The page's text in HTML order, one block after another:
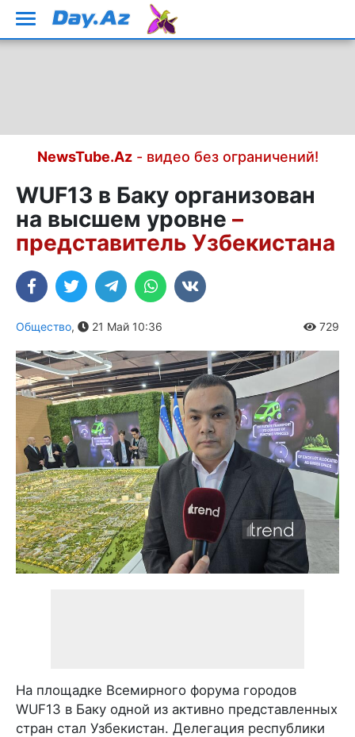
NewsTube.Az- видео без ограничений!
WUF13 в Баку организован
на высшем уровне –
представитель Узбекистана
Общество, 21 Май 10:36 729
На площадке Всемирного форума городов
WUF13 в Баку одной из активно представленных
стран стал Узбекистан. Делегация республики